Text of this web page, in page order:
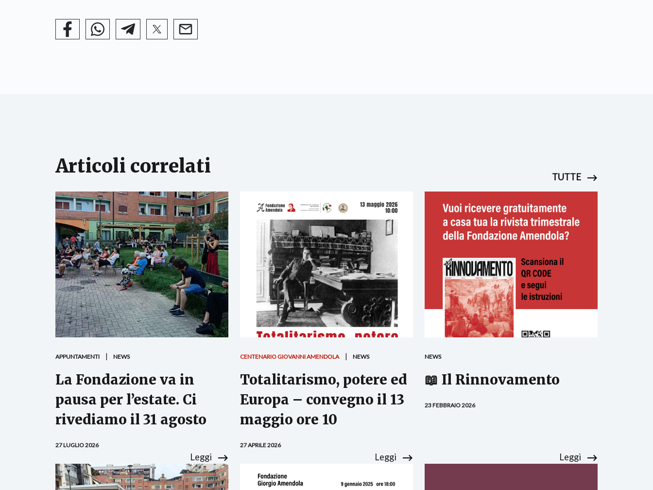
Articoli correlati TUTTE
APPUNTAMENTI NEWS
La Fondazione va in
pausa per l’estate. Ci
rivediamo il 31 agosto
27 LUGLIO 2026
Leggi
CENTENARIO GIOVANNI AMENDOLA NEWS
Totalitarismo, potere ed
Europa – convegno il 13
maggio ore 10
27 APRILE 2026
Leggi
NEWS
📖 Il Rinnovamento
23 FEBBRAIO 2026
Leggi